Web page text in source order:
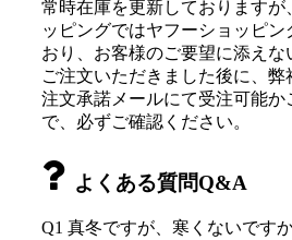
常時在庫を更新しておりますが
ッピングではヤフーショッピ
おり、お客様のご要望に添えな
ご注文いただきました後に、
注文承諾メールにて受注可能か
で、必ずご確認ください。
よくある質問Q&A
Q1 真冬ですが、寒くないです